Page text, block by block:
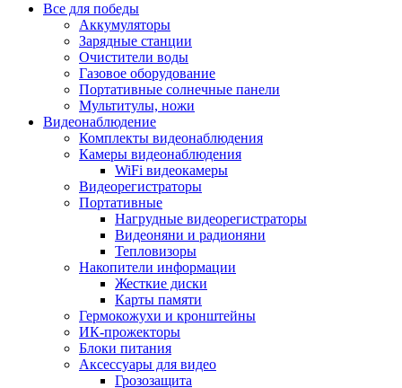
Все для победы
Аккумуляторы
Зарядные станции
Очистители воды
Газовое оборудование
Портативные солнечные панели
Мультитулы, ножи
Видеонаблюдение
Комплекты видеонаблюдения
Камеры видеонаблюдения
WiFi видеокамеры
Видеорегистраторы
Портативные
Нагрудные видеорегистраторы
Видеоняни и радионяни
Тепловизоры
Накопители информации
Жесткие диски
Карты памяти
Гермокожухи и кронштейны
ИК-прожекторы
Блоки питания
Аксессуары для видео
Грозозащита